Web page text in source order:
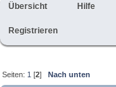
Übersicht Hilfe
Registrieren
Seiten: 1 [2]Nach unten